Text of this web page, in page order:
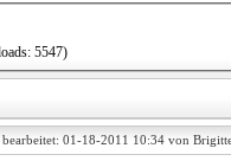
5547)
01-18-2011 10:34 von